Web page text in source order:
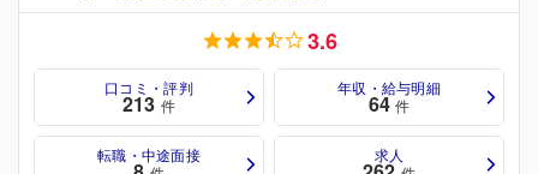
3.6
口コミ・評判
213 件
年収・給与明細
64 件
転職・中途面接 求人